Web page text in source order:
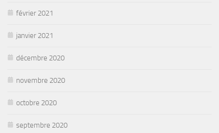
février 2021
janvier 2021
décembre 2020
novembre 2020
octobre 2020
septembre 2020